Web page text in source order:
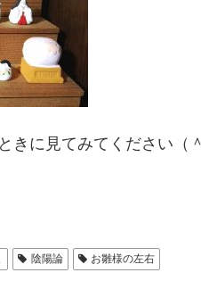
きに見てみてください（＾
陰陽論 お雛様の左右